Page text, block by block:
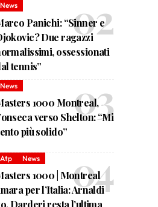
News
Panichi: “Sinner e
Due ragazzi
ossessionati
tennis”
News
1000 Montreal,
verso Shelton: “Mi
più solido”
Atp News
1000 | Montreal
per l’Italia: Arnaldi
Darderi resta l’ultima